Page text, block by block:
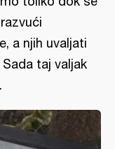
a njih uvaljati
taj valjak